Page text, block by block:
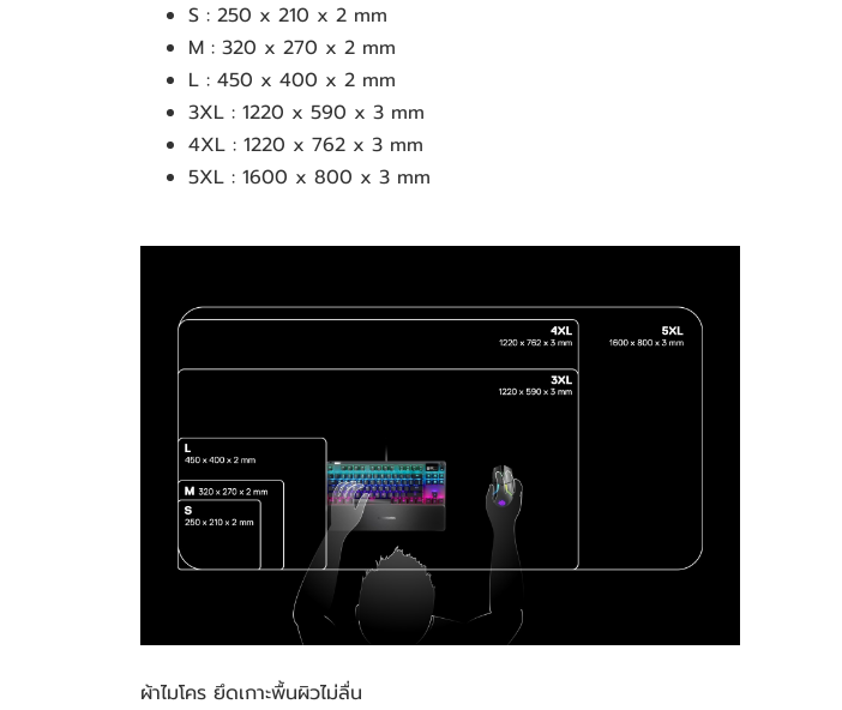
S : 250 x 210 x 2 mm
M : 320 x 270 x 2 mm
L : 450 x 400 x 2 mm
3XL : 1220 x 590 x 3 mm
4XL : 1220 x 762 x 3 mm
5XL : 1600 x 800 x 3 mm
ผ้าไมโคร ยึดเกาะพื้นผิวไม่ลื่น